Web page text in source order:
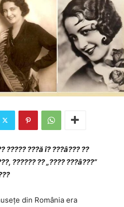
????? ???ă î? ???â??? ??
?????? ?? „???? ???â???”
din România era